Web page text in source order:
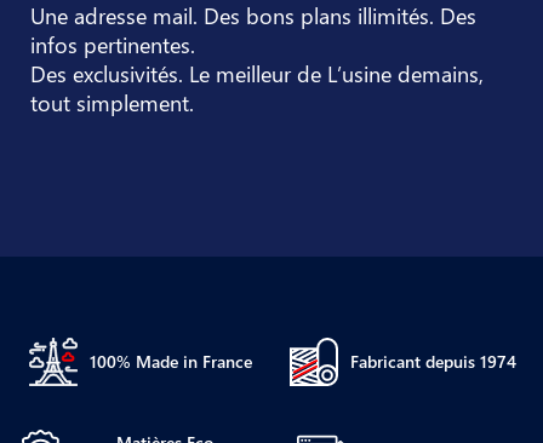
Une adresse mail. Des bons plans illimités. Des
infos pertinentes.
Des exclusivités. Le meilleur de L’usine demains,
tout simplement.
100% Made in France Fabricant depuis 1974